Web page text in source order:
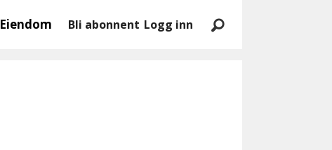
Eiendom Bli abonnent Logg inn